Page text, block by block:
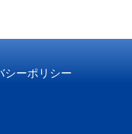
シーポリシー